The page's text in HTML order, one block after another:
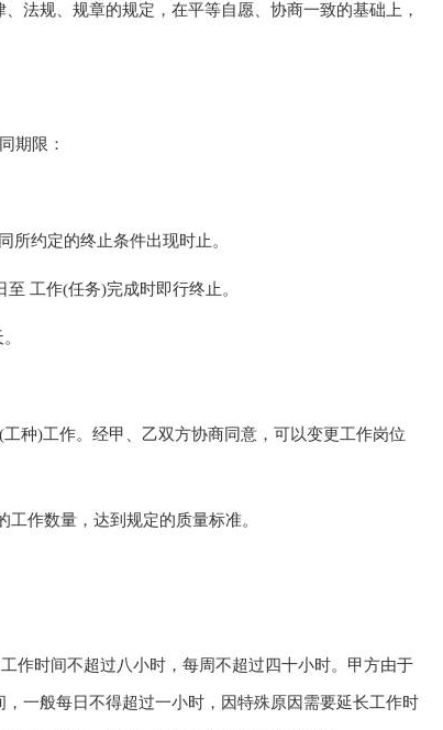
规、规章的规定，在平等自愿、协商一致的基础上，
期限：
约定的终止条件出现时止。
工作(任务)完成时即行终止。
)工作。经甲、乙双方协商同意，可以变更工作岗位
作数量，达到规定的质量标准。
时间不超过八小时，每周不超过四十小时。甲方由于
一般每日不得超过一小时，因特殊原因需要延长工作时